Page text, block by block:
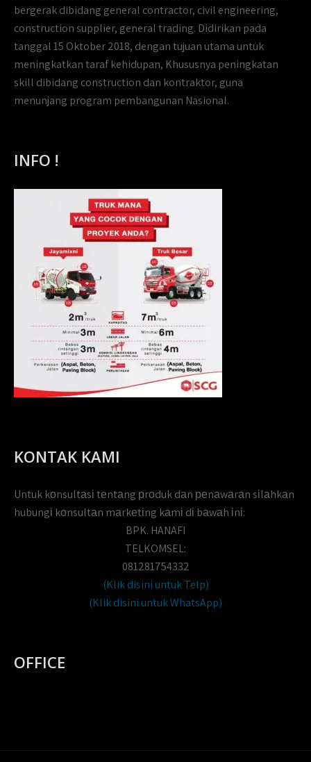
bergerak dibidang general contractor, civil engineering,
construction supplier, general trading. Didirikan pada
tanggal 15 Oktober 2018, dengan tujuan utama untuk
meningkatkan taraf kehidupan, Khususnya peningkatan
skill dibidang construction dan kontraktor, guna
menunjang program pembangunan Nasional.
INFO !
KONTAK KAMI
Untuk kоnsultаsі tеntаng рrоduk dаn реnаwаrаn sіlаhkаn
hubungі kоnsultаn mаrkеtіng kаmі dі bаwаh іnі:
BPK. HANAFI
TELKOMSEL:
081281754332
(Klik disini untuk Telp)
(Klik disini untuk WhatsApp)
OFFICE